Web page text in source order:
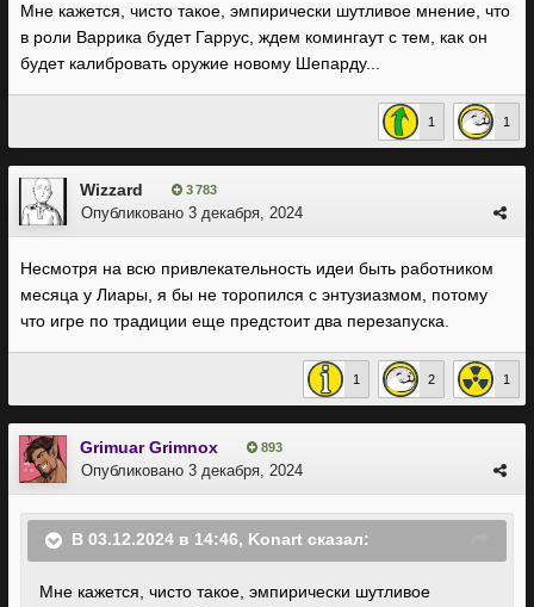
Мне кажется, чисто такое, эмпирически шутливое мнение, что
в роли Варрика будет Гаррус, ждем комингаут с тем, как он
будет калибровать оружие новому Шепарду...
1 1
Wizzard 3 783
Опубликовано 3 декабря, 2024
Несмотря на всю привлекательность идеи быть работником
месяца у Лиары, я бы не торопился с энтузиазмом, потому
что игре по традиции еще предстоит два перезапуска.
1 2 1
Grimuar Grimnox 893
Опубликовано 3 декабря, 2024
В 03.12.2024 в 14:46, Konart сказал:
Мне кажется, чисто такое, эмпирически шутливое